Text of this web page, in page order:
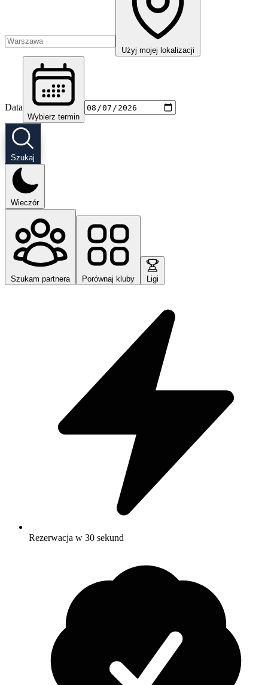
Użyj mojej lokalizacji
Data
Wybierz termin
Szukaj
Wieczór
Szukam partnera Porównaj kluby Ligi
Rezerwacja w 30 sekund